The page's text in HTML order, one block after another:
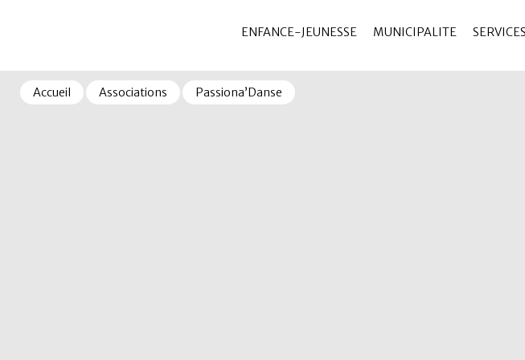
ENFANCE-JEUNESSE MUNICIPALITE SERVICES
Accueil Associations Passiona’Danse